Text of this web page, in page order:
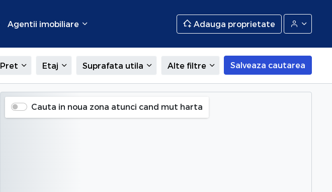
Agentii imobiliare Adauga proprietate
Pret Etaj Suprafata utila Alte filtre Salveaza cautarea
Cauta in noua zona atunci cand mut harta